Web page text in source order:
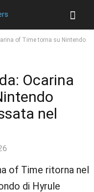
of Time torna su Nintendo
Ocarina
nel